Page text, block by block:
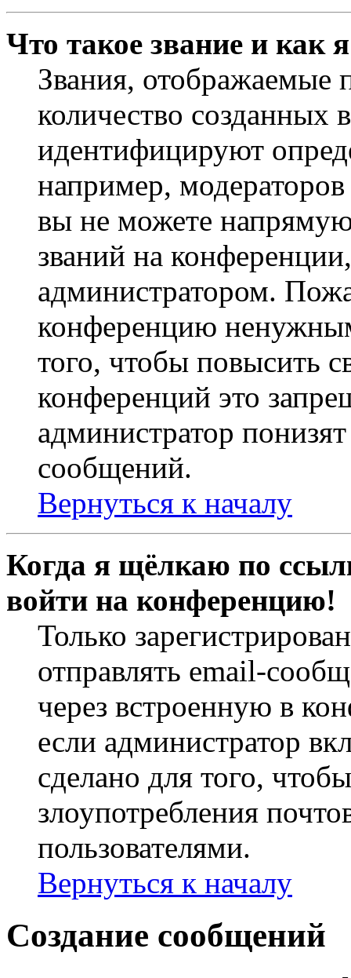
Что такое звание и как
Звания,
количество
идентифицируют
например,
вы не можете
званий на
администратором.
конференцию
того, чтобы повысить
конференций это
администратор
сообщений.
Вернуться к началу
Когда я щёлкаю по
войти на конференцию!
Только
отправлять email-
через встроенную в
если администратор
сделано для того,
злоупотребления
пользователями.
Вернуться к началу
Создание сообщений